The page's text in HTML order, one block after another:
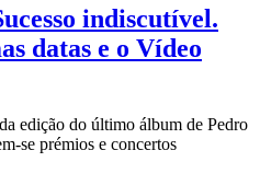
indiscutível.
datas e o Vídeo
edição do último álbum de Pedro
se prémios e concertos